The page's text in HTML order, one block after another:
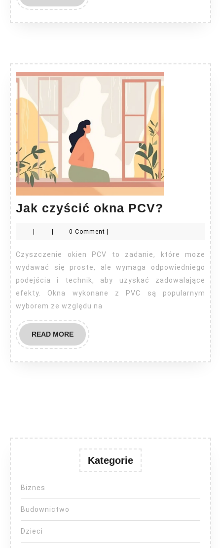
MORE
Jak czyścić okna PCV?
czyścić
PCV?
0 Comment
Czyszczenie okien PCV to zadanie, które może
wydawać się proste, ale wymaga odpowiedniego
podejścia i technik, aby uzyskać zadowalające
efekty. Okna wykonane z PVC są popularnym
wyborem ze względu na
READ MOREREAD
MORE
Kategorie
Biznes
Budownictwo
Dzieci